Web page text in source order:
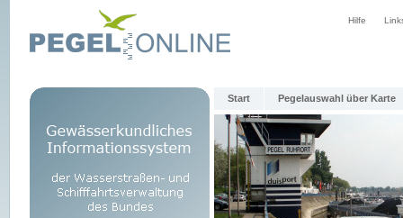
Hilfe
Start Pegelauswahl über Karte